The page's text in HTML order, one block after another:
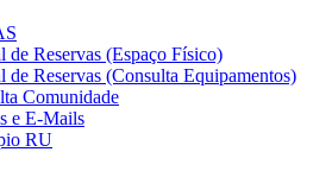
de Reservas (Espaço Físico)
de Reservas (Consulta Equipamentos)
Comunidade
e E-Mails
RU